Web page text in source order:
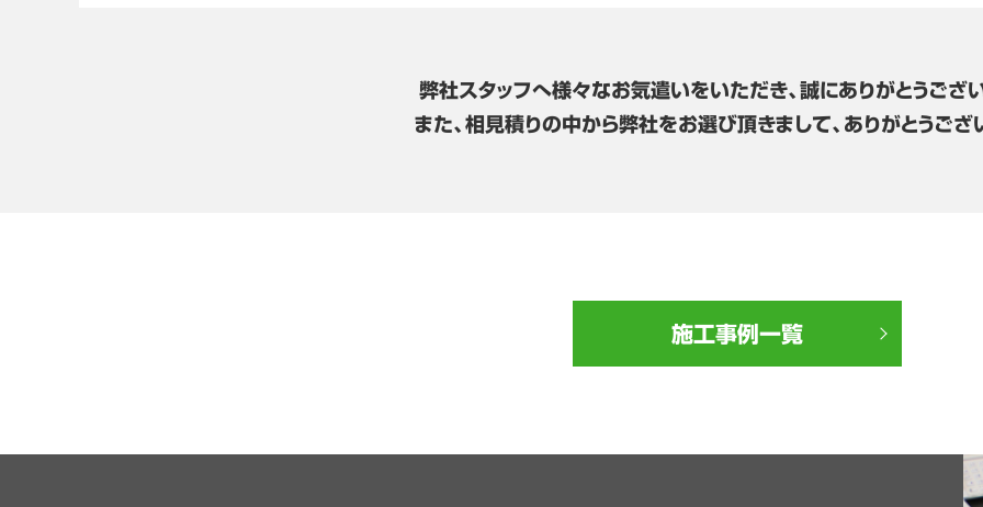
弊社スタッフへ様々なお気遣いをいただき、誠にありがとうござ
また、相見積りの中から弊社をお選び頂きまして、ありがとうござ
施工事例一覧